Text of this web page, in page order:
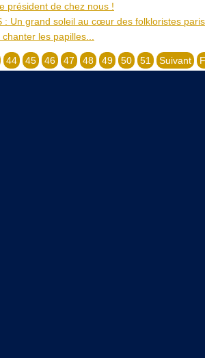
président de chez nous !
: Un grand soleil au cœur des folkloristes
les papilles...
44 45 46 47 48 49 50 51 Suivant